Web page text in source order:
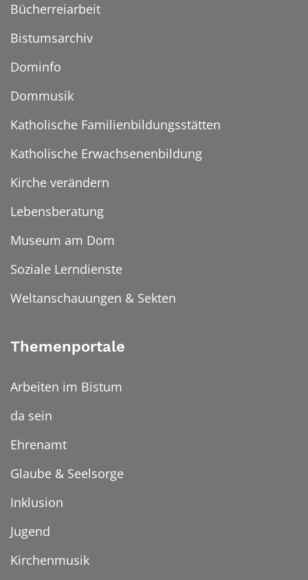
Bücherreiarbeit
Bistumsarchiv
Dominfo
Dommusik
Katholische Familienbildungsstätten
Katholische Erwachsenenbildung
Kirche verändern
Lebensberatung
Museum am Dom
Soziale Lerndienste
Weltanschauungen & Sekten
Themenportale
Arbeiten im Bistum
da sein
Ehrenamt
Glaube & Seelsorge
Inklusion
Jugend
Kirchenmusik